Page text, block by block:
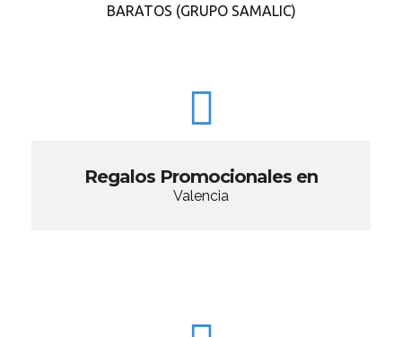
BARATOS (GRUPO SAMALIC)
Regalos Promocionales en
Valencia